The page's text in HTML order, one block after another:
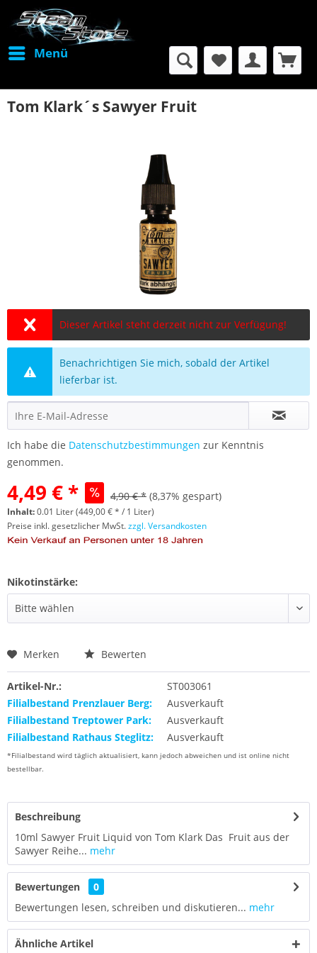
Menü
Tom Klark´s Sawyer Fruit
Dieser Artikel steht derzeit nicht zur Verfügung!
Benachrichtigen Sie mich, sobald der Artikel
lieferbar ist.
Ich habe die Datenschutzbestimmungen zur Kenntnis
genommen.
4,49 € * 4,90 € * (8,37% gespart)
Inhalt:0.01 Liter (449,00 € * / 1 Liter)
Preise inkl. gesetzlicher MwSt.zzgl. Versandkosten
Nikotinstärke:
Merken Bewerten
Artikel-Nr.:
ST003061
Filialbestand Prenzlauer Berg:
Ausverkauft
Filialbestand Treptower Park:
Ausverkauft
Filialbestand Rathaus Steglitz:
Ausverkauft
*Filialbestand wird täglich aktualisiert, kann jedoch abweichen und ist online nicht
bestellbar.
Beschreibung
10ml Sawyer Fruit Liquid von Tom Klark Das Fruit aus der
Sawyer Reihe... mehr
Bewertungen
0
Bewertungen lesen, schreiben und diskutieren... mehr
Ähnliche Artikel